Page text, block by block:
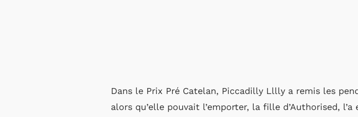
Dans le Prix Pré Catelan, Piccadilly Lllly a remis les
alors qu’elle pouvait l’emporter, la fille d’Authorised,